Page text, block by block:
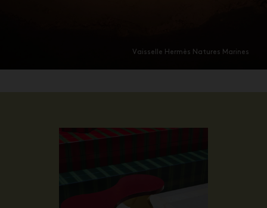
Vaisselle Hermès Natures Marines